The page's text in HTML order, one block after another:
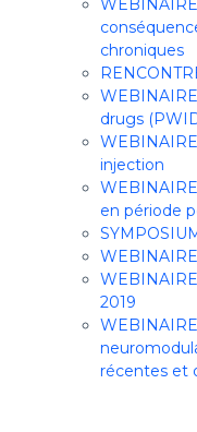
chroniques
drugs
injection
en période
2019
récentes et